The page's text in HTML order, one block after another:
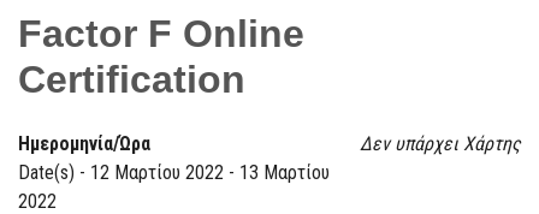
Factor F Online
Certification
Δεν υπάρχει Χάρτης
Ημερομηνία/Ώρα
Date(s) - 12 Μαρτίου 2022 - 13 Μαρτίου
2022